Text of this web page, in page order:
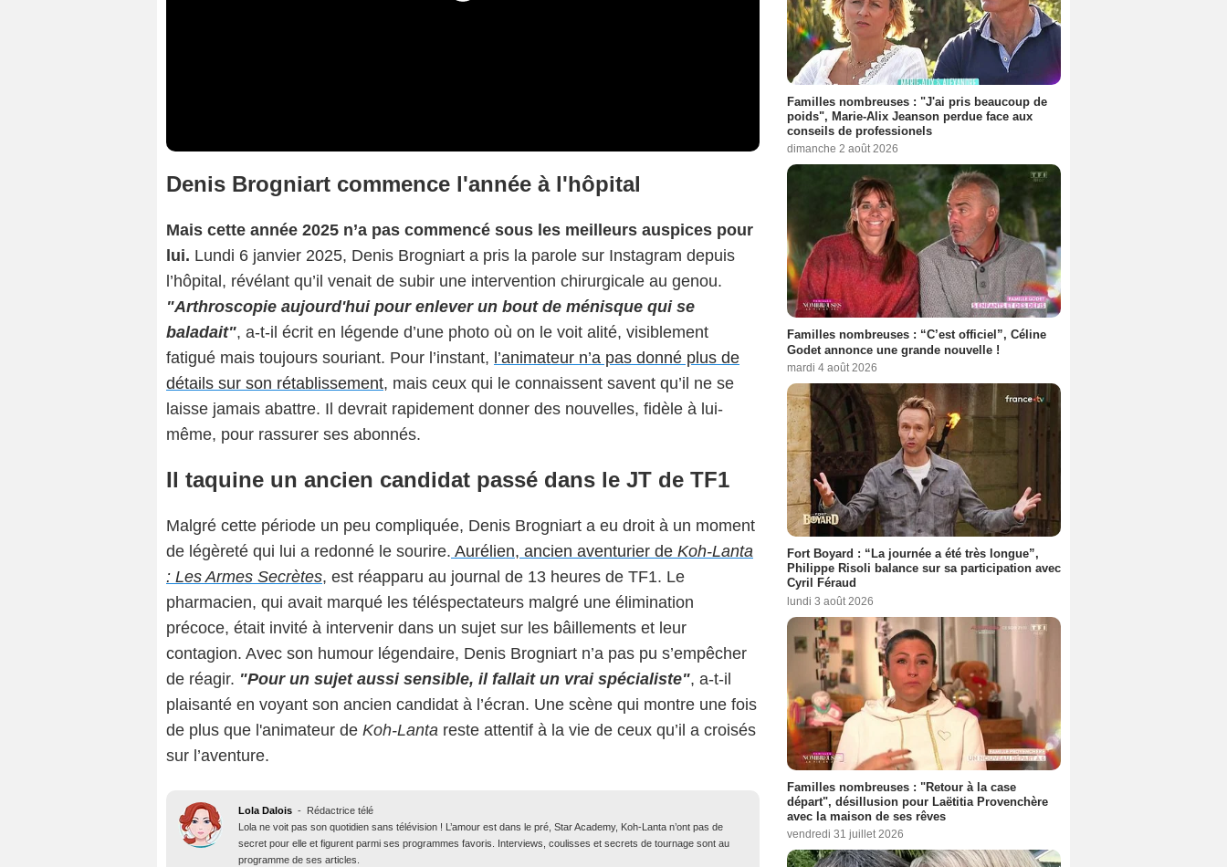
Denis Brogniart commence l'année à l'hôpital
Mais cette année 2025 n’a pas commencé sous les meilleurs auspices pour
lui. Lundi 6 janvier 2025, Denis Brogniart a pris la parole sur Instagram depuis
l’hôpital, révélant qu’il venait de subir une intervention chirurgicale au genou.
"Arthroscopie aujourd'hui pour enlever un bout de ménisque qui se
baladait", a-t-il écrit en légende d’une photo où on le voit alité, visiblement
fatigué mais toujours souriant. Pour l’instant, l’animateur n’a pas donné plus de
détails sur son rétablissement, mais ceux qui le connaissent savent qu’il ne se
laisse jamais abattre. Il devrait rapidement donner des nouvelles, fidèle à lui-
même, pour rassurer ses abonnés.
Il taquine un ancien candidat passé dans le JT de TF1
Malgré cette période un peu compliquée, Denis Brogniart a eu droit à un moment
de légèreté qui lui a redonné le sourire. Aurélien, ancien aventurier de Koh-Lanta
: Les Armes Secrètes, est réapparu au journal de 13 heures de TF1. Le
pharmacien, qui avait marqué les téléspectateurs malgré une élimination
précoce, était invité à intervenir dans un sujet sur les bâillements et leur
contagion. Avec son humour légendaire, Denis Brogniart n’a pas pu s’empêcher
de réagir. "Pour un sujet aussi sensible, il fallait un vrai spécialiste", a-t-il
plaisanté en voyant son ancien candidat à l’écran. Une scène qui montre une fois
de plus que l'animateur de Koh-Lanta reste attentif à la vie de ceux qu’il a croisés
sur l’aventure.
Lola Dalois - Rédactrice télé
Lola ne voit pas son quotidien sans télévision ! L’amour est dans le pré, Star Academy, Koh-Lanta n’ont pas de
secret pour elle et figurent parmi ses programmes favoris. Interviews, coulisses et secrets de tournage sont au
programme de ses articles.
Familles nombreuses : "J'ai pris beaucoup de
poids", Marie-Alix Jeanson perdue face aux
conseils de professionels
dimanche 2 août 2026
Familles nombreuses : “C’est officiel”, Céline
Godet annonce une grande nouvelle !
mardi 4 août 2026
Fort Boyard : “La journée a été très longue”,
Philippe Risoli balance sur sa participation avec
Cyril Féraud
lundi 3 août 2026
Familles nombreuses : "Retour à la case
départ", désillusion pour Laëtitia Provenchère
avec la maison de ses rêves
vendredi 31 juillet 2026